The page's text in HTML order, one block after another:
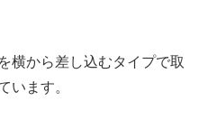
横から差し込むタイプで取
います。